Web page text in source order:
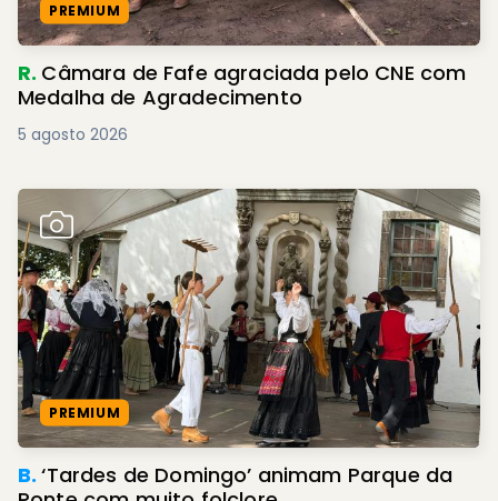
PREMIUM
R. Câmara de Fafe agraciada pelo CNE com
Medalha de Agradecimento
5 agosto 2026
PREMIUM
B.‘Tardes de Domingo’ animam Parque da